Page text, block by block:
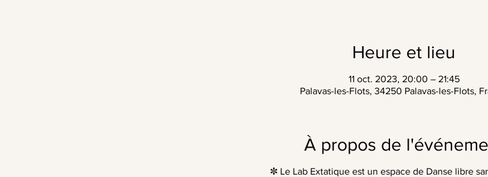
Heure et lieu
11 oct. 2023, 20:00 – 21:45
Palavas-les-Flots, 34250 Palavas-les-Flots,
À propos de
✼ Le Lab Extatique est un espace de Danse libre